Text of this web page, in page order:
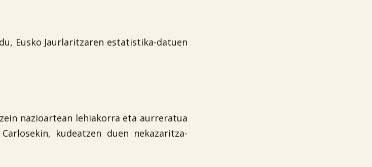
Eusko Jaurlaritzaren estatistika-datuen
nazioartean lehiakorra eta aurreratua
kudeatzen duen nekazaritza-